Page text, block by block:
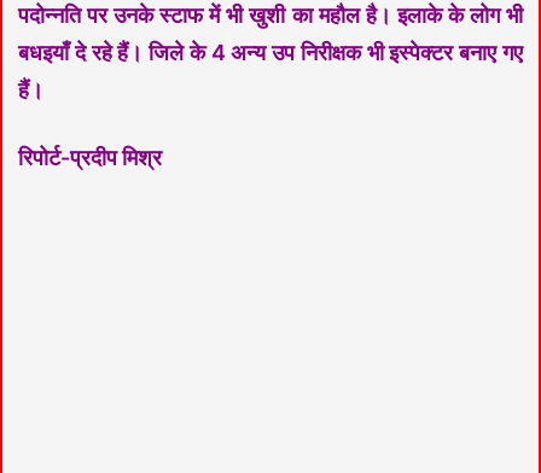
पदोन्नति पर उनके स्टाफ में भी खुशी का महौल है। इलाके के लोग भी
बधइयाँदे रहे हैं। जिले के 4 अन्य उप निरीक्षक भीइस्पेक्टरबनाए गए
हैं।
रिपोर्ट-प्रदीप मिश्र